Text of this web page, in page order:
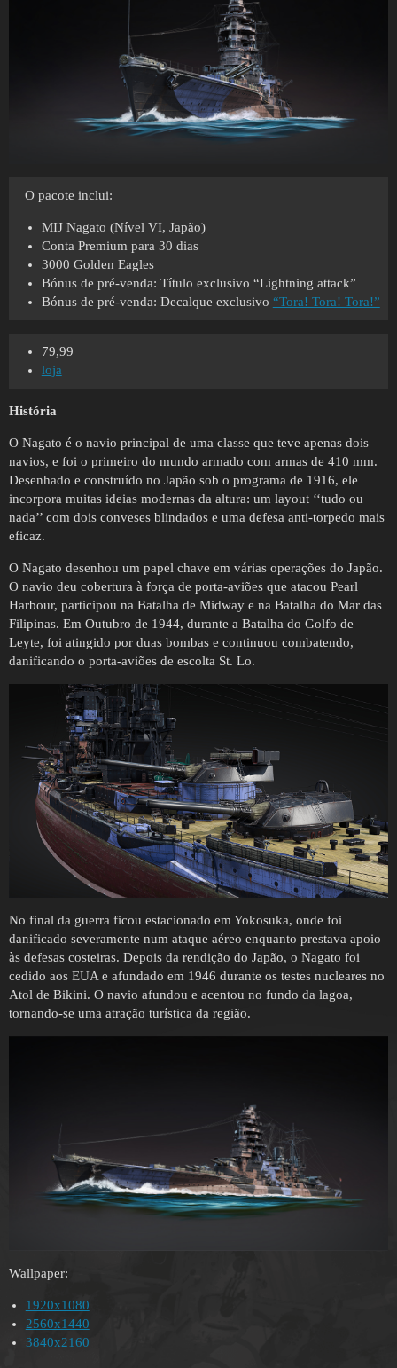
O pacote inclui:
MIJ Nagato (Nível VI, Japão)
Conta Premium para 30 dias
3000 Golden Eagles
Bónus de pré-venda: Título exclusivo “Lightning attack”
Bónus de pré-venda: Decalque exclusivo “Tora! Tora! Tora!”
79,99
loja
História
O Nagato é o navio principal de uma classe que teve apenas dois
navios, e foi o primeiro do mundo armado com armas de 410 mm.
Desenhado e construído no Japão sob o programa de 1916, ele
incorpora muitas ideias modernas da altura: um layout ‘‘tudo ou
nada’’ com dois conveses blindados e uma defesa anti-torpedo mais
eficaz.
O Nagato desenhou um papel chave em várias operações do Japão.
O navio deu cobertura à força de porta-aviões que atacou Pearl
Harbour, participou na Batalha de Midway e na Batalha do Mar das
Filipinas. Em Outubro de 1944, durante a Batalha do Golfo de
Leyte, foi atingido por duas bombas e continuou combatendo,
danificando o porta-aviões de escolta St. Lo.
No final da guerra ficou estacionado em Yokosuka, onde foi
danificado severamente num ataque aéreo enquanto prestava apoio
às defesas costeiras. Depois da rendição do Japão, o Nagato foi
cedido aos EUA e afundado em 1946 durante os testes nucleares no
Atol de Bikini. O navio afundou e acentou no fundo da lagoa,
tornando-se uma atração turística da região.
Wallpaper:
1920x1080
2560x1440
3840x2160